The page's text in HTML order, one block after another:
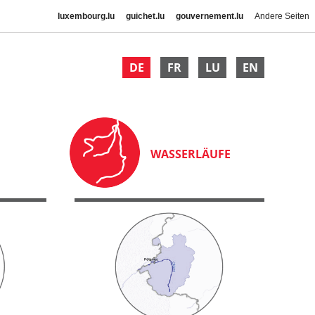
luxembourg.lu guichet.lu gouvernement.lu Andere Seiten
DE FR LU EN
WASSERLÄUFE